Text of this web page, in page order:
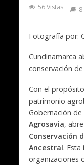
56 Vistas
Fotografía por:
Cundinamarca
conservación
Con el
patrimonio
Gobernación
Agrosavia,
Conservación
Ancestral.
organizaciones